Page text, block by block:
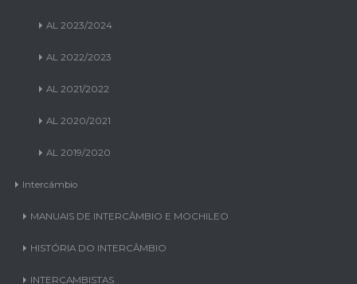
AL 2022/2023
AL 2021/2022
AL 2020/2021
AL 2019/2020
Intercâmbio
MANUAIS DE INTERCÂMBIO E MOCHILEO
HISTÓRIA DO INTERCÂMBIO
INTERCAMBISTAS
Loja